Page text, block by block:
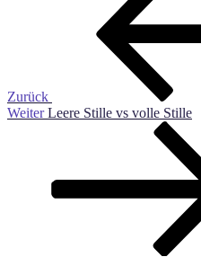
Zurück
Nächster
Weiter Leere Stille vs volle Stille